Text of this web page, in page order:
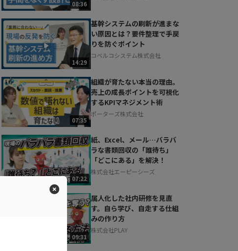
08:36
14:29
基幹システムの刷新が進まな
い原因とは？要件整理で手戻
りを防ぐポイント
コベルコシステム株式会社
07:35
組織が育たない本当の理由。
売上の成長ポイントを可視化
するKPIマネジメント術
ポーターズ株式会社
07:22
紙、Excel、メール…バラバ
ラな書類回収の「誰待ち」
「どこにある」を解決！
株式会社エーピーシーズ
09:31
属人化した社内研修を見直
す。自ら学び、自走する仕組
みの作り方
株式会社PLAY